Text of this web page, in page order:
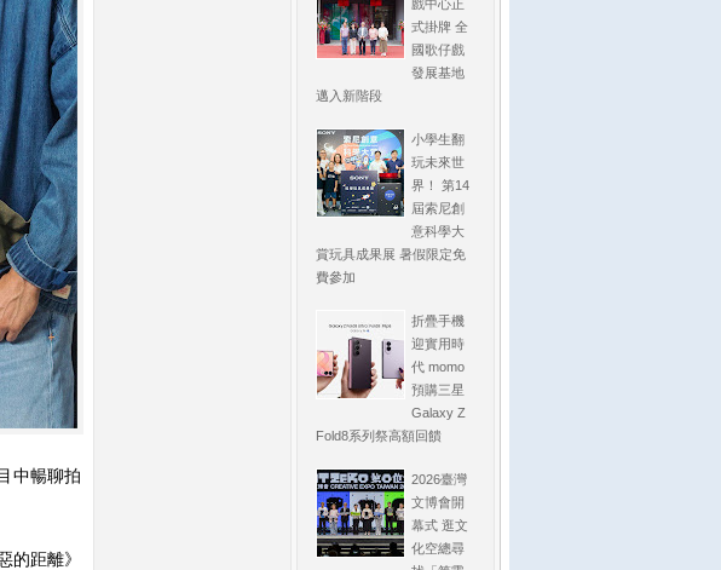
中暢聊拍
的距離》
戲中心正
式掛牌 全
國歌仔戲
發展基地
邁入新階段
小學生翻
玩未來世
界！ 第14
屆索尼創
意科學大
賞玩具成果展 暑假限定免
費參加
折疊手機
迎實用時
代 momo
預購三星
Galaxy Z
Fold8系列祭高額回饋
2026臺灣
文博會開
幕式 逛文
化空總尋